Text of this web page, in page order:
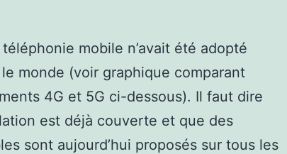
mobile n’avait été adopté
monde (voir graphique comparant
4G et 5G ci-dessous). Il faut dire
est déjà couverte et que des
sont aujourd’hui proposés sur tous les